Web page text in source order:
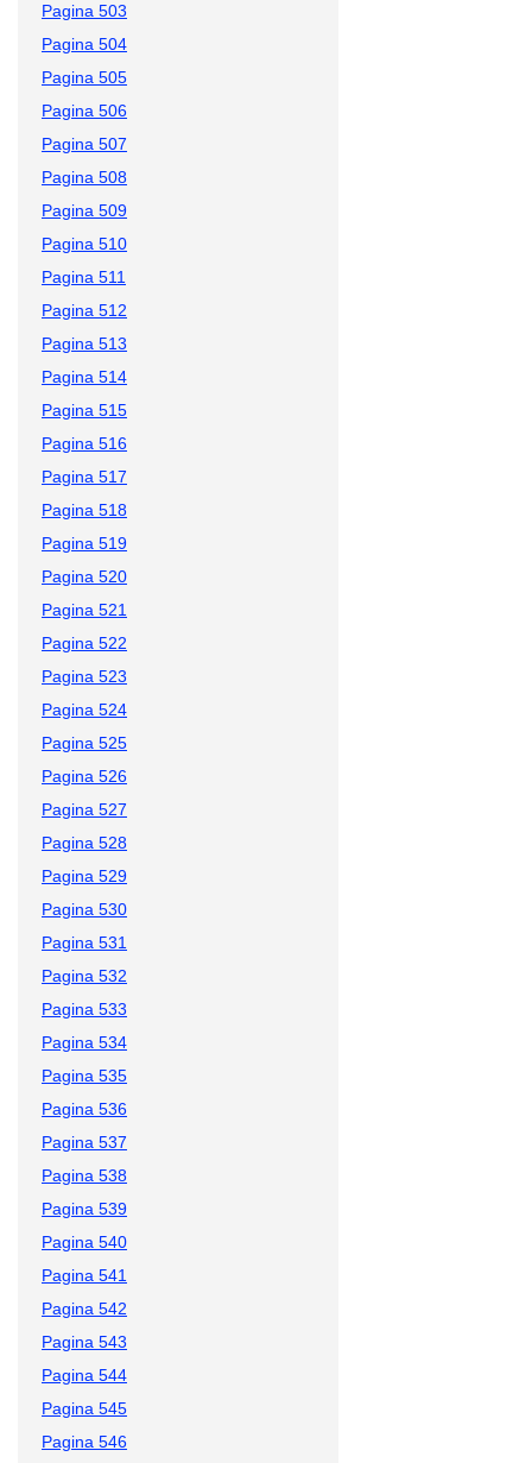
Pagina 503
Pagina 504
Pagina 505
Pagina 506
Pagina 507
Pagina 508
Pagina 509
Pagina 510
Pagina 511
Pagina 512
Pagina 513
Pagina 514
Pagina 515
Pagina 516
Pagina 517
Pagina 518
Pagina 519
Pagina 520
Pagina 521
Pagina 522
Pagina 523
Pagina 524
Pagina 525
Pagina 526
Pagina 527
Pagina 528
Pagina 529
Pagina 530
Pagina 531
Pagina 532
Pagina 533
Pagina 534
Pagina 535
Pagina 536
Pagina 537
Pagina 538
Pagina 539
Pagina 540
Pagina 541
Pagina 542
Pagina 543
Pagina 544
Pagina 545
Pagina 546